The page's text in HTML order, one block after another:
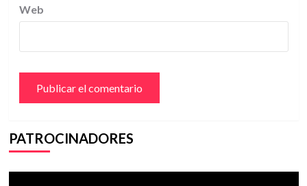
Web
PATROCINADORES